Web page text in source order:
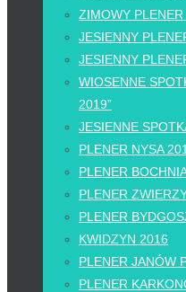
ZIMOWY
JESIENNY
JESIENNY
WIOSENNE
2019”
JESIENNE
PLENER NYSA
PLENER
PLENER
PLENER
KWIDZYN 2016
PLENER JANÓW
PLENER